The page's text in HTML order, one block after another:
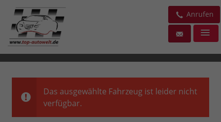
Anrufen
Das ausgewählte Fahrzeug ist leider nicht
verfügbar.